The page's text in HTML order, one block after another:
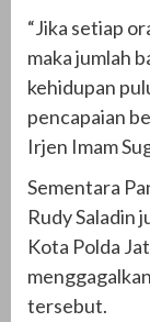
“Jika setiap
maka jumlah
kehidupan
pencapaian
Irjen Imam
Sementara
Rudy Saladin
Kota Polda
tersebut.